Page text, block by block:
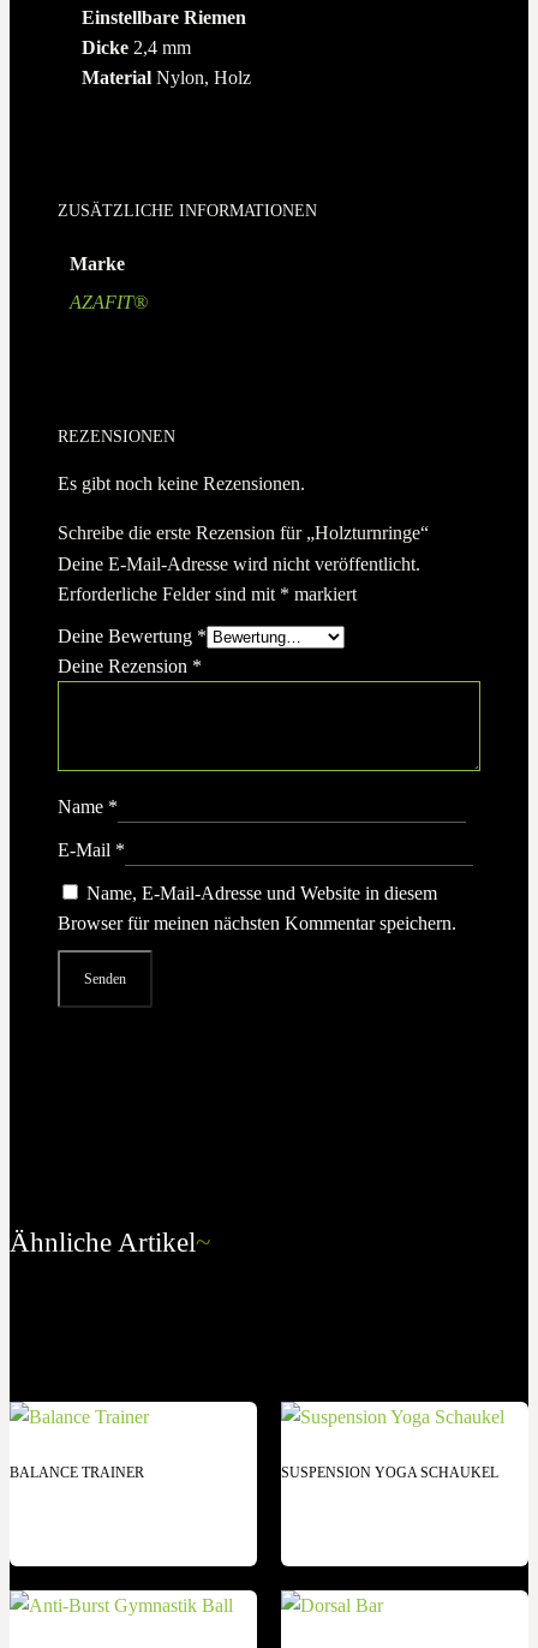
Einstellbare Riemen
Dicke 2,4 mm
Material Nylon, Holz
ZUSÄTZLICHE INFORMATIONEN
Marke
AZAFIT®
REZENSIONEN
Es gibt noch keine Rezensionen.
Schreibe die erste Rezension für „Holzturnringe“
Deine E-Mail-Adresse wird nicht veröffentlicht.
Erforderliche Felder sind mit * markiert
Deine Bewertung *
Deine Rezension *
Name *
E-Mail *
Name, E-Mail-Adresse und Website in diesem
Browser für meinen nächsten Kommentar speichern.
Ähnliche Artikel~
BALANCE TRAINER SUSPENSION YOGA SCHAUKEL